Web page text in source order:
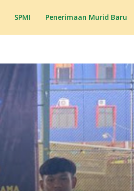
SPMI Penerimaan Murid Baru